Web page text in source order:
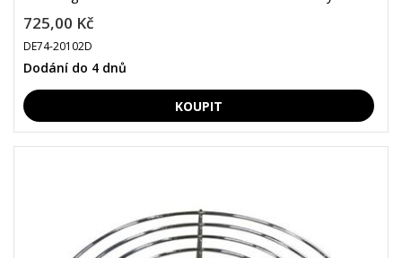
725,00 Kč
DE74-20102D
Dodání do 4 dnů